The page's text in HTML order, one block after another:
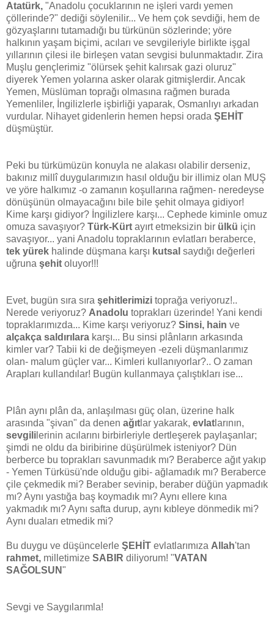
Atatürk, "Anadolu çocuklarının ne işleri vardı yemen
çöllerinde?" dediği söylenilir... Ve hem çok sevdiği, hem de
gözyaşlarını tutamadığı bu türkünün sözlerinde; yöre
halkının yaşam biçimi, acıları ve sevgileriyle birlikte işgal
yıllarının çilesi ile birleşen vatan sevgisi bulunmaktadır. Zira
Muşlu gençlerimiz "ölürsek şehit kalırsak gazi oluruz"
diyerek Yemen yolarına asker olarak gitmişlerdir. Ancak
Yemen, Müslüman toprağı olmasına rağmen burada
Yemenliler, İngilizlerle işbirliği yaparak, Osmanlıyı arkadan
vurdular. Nihayet gidenlerin hemen hepsi orada ŞEHİT
düşmüştür.
Peki bu türkümüzün konuyla ne alakası olabilir derseniz,
bakınız millî duygularımızın hasıl olduğu bir illimiz olan MUŞ
ve yöre halkımız -o zamanın koşullarına rağmen- neredeyse
dönüşünün olmayacağını bile bile şehit olmaya gidiyor!
Kime karşı gidiyor? İngilizlere karşı... Cephede kiminle omuz
omuza savaşıyor? Türk-Kürt ayırt etmeksizin bir ülkü için
savaşıyor... yani Anadolu topraklarının evlatları beraberce,
tek yürek halinde düşmana karşı kutsal saydığı değerleri
uğruna şehit oluyor!!!
Evet, bugün sıra sıra şehitlerimizi toprağa veriyoruz!..
Nerede veriyoruz? Anadolu toprakları üzerinde! Yani kendi
topraklarımızda... Kime karşı veriyoruz? Sinsi, hain ve
alçakça saldırılara karşı... Bu sinsi plânların arkasında
kimler var? Tabii ki de değişmeyen -ezeli düşmanlarımız
olan- malum güçler var... Kimleri kullanıyorlar?.. O zaman
Arapları kullandılar! Bugün kullanmaya çalıştıkları ise...
Plân aynı plân da, anlaşılması güç olan, üzerine halk
arasında "şivan" da denen ağıt lar yakarak, evlat larının,
sevgili lerinin acılarını birbirleriyle dertleşerek paylaşanlar;
şimdi ne oldu da biribirine düşürülmek isteniyor? Dün
berberce bu toprakları savunmadık mı? Beraberce ağıt yakıp
- Yemen Türküsü'nde olduğu gibi- ağlamadık mı? Beraberce
çile çekmedik mi? Beraber sevinip, beraber düğün yapmadık
mı? Aynı yastığa baş koymadık mı? Aynı ellere kına
yakmadık mı? Aynı safta durup, aynı kıbleye dönmedik mi?
Aynı duaları etmedik mi?
Bu duygu ve düşüncelerle ŞEHİT evlatlarımıza Allah'tan
rahmet, milletimize SABIR diliyorum! "VATAN
SAĞOLSUN"
Sevgi ve Saygılarımla!